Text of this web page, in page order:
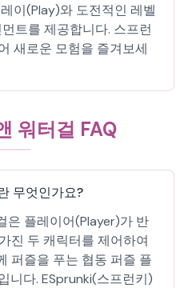
이(Play)와 도전적인 레벨
트를 제공합니다. 스프런
새로운 모험을 즐겨보세
워터걸 FAQ
무엇인가요?
은 플레이어(Player)가 반
진 두 캐릭터를 제어하여
퍼즐을 푸는 협동 퍼즐 플
니다. ESprunki(스프런키)